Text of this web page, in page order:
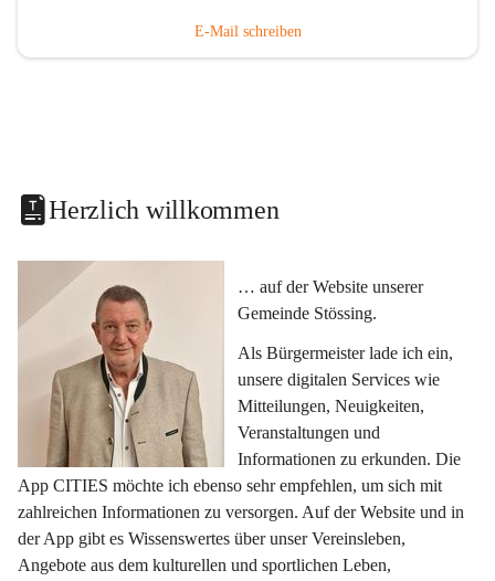
E-Mail schreiben
Herzlich willkommen
… auf der Website unserer
Gemeinde Stössing.
Als Bürgermeister lade ich ein,
unsere digitalen Services wie
Mitteilungen, Neuigkeiten,
Veranstaltungen und
Informationen zu erkunden. Die
App CITIES möchte ich ebenso sehr empfehlen, um sich mit
zahlreichen Informationen zu versorgen. Auf der Website und in
der App gibt es Wissenswertes über unser Vereinsleben,
Angebote aus dem kulturellen und sportlichen Leben,